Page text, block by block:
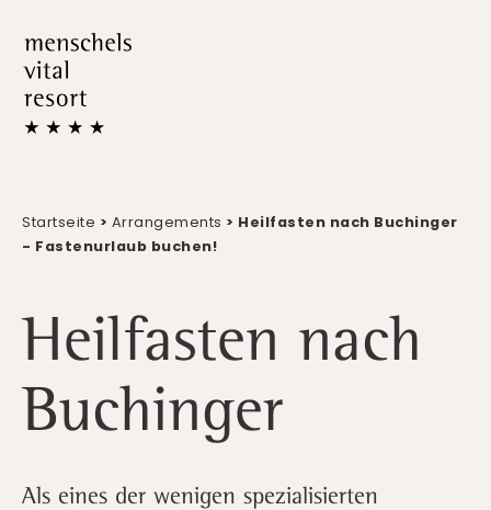
Startseite > Arrangements > Heilfasten nach Buchinger
- Fastenurlaub buchen!
Heilfasten nach
Buchinger
Als eines der wenigen spezialisierten